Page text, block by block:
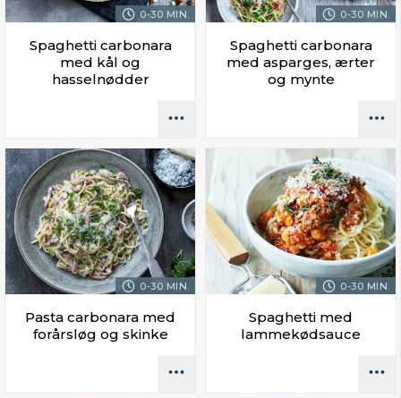
0-30 MIN.
Spaghetti carbonara
med kål og
hasselnødder
0-30 MIN.
Spaghetti carbonara
med asparges, ærter
og mynte
0-30 MIN.
Pasta carbonara med
forårsløg og skinke
0-30 MIN.
Spaghetti med
lammekødsauce